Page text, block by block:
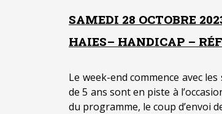
SAMEDI 28 OCTOBRE
HAIES– HANDICAP –
Le week-end commence avec
de 5 ans sont en piste à
du programme, le coup d’envoi